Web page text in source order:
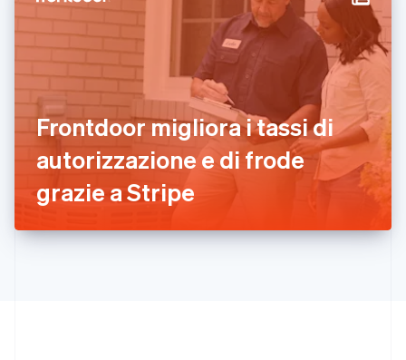
Frontdoor migliora i tassi di
autorizzazione e di frode
grazie a Stripe
Grecia
English
India
Irlanda
English
Italia
Italiano English
Lettonia
Liechtenstein